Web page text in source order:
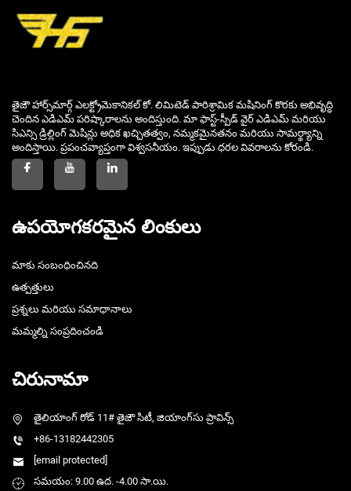
తైజౌ హార్స్‌మార్గ్ ఎలక్ట్రోమెకానికల్ కో. లిమిటెడ్ పారిశ్రామిక మషినింగ్ కొరకు అభివృద్ధి
చెందిన ఎడిఎమ్ పరిష్కారాలను అందిస్తుంది. మా ఫాస్ట్-స్పీడ్ వైర్ ఎడిఎమ్ మరియు
సిఎన్సి డ్రిల్లింగ్ మెషిన్లు అధిక ఖచ్చితత్వం, నమ్మకమైనతనం మరియు సామర్థ్యాన్ని
అందిస్తాయి. ప్రపంచవ్యాప్తంగా విశ్వసనీయం. ఇప్పుడు ధరల వివరాలను కోరండి.
ఉపయోగకరమైన లింకులు
మాకు సంబంధించినది
ఉత్పత్తులు
ప్రశ్నలు మరియు సమాధానాలు
మమ్మల్ని సంప్రదించండి
చిరునామా
తైలియాంగ్ రోడ్ 11# తైజౌ సిటీ, జియాంగ్‌సు ప్రావిన్స్
+86-13182442305
[email protected]
సమయం: 9.00 ఉద. -4.00 సా.యి.